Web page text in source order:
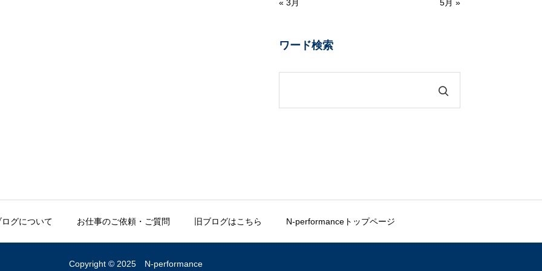
« 3月 5月 »
ワード検索
ログについて お仕事のご依頼・ご質問 旧ブログはこちら N-performanceトップページ
Copyright © 2025 N-performance